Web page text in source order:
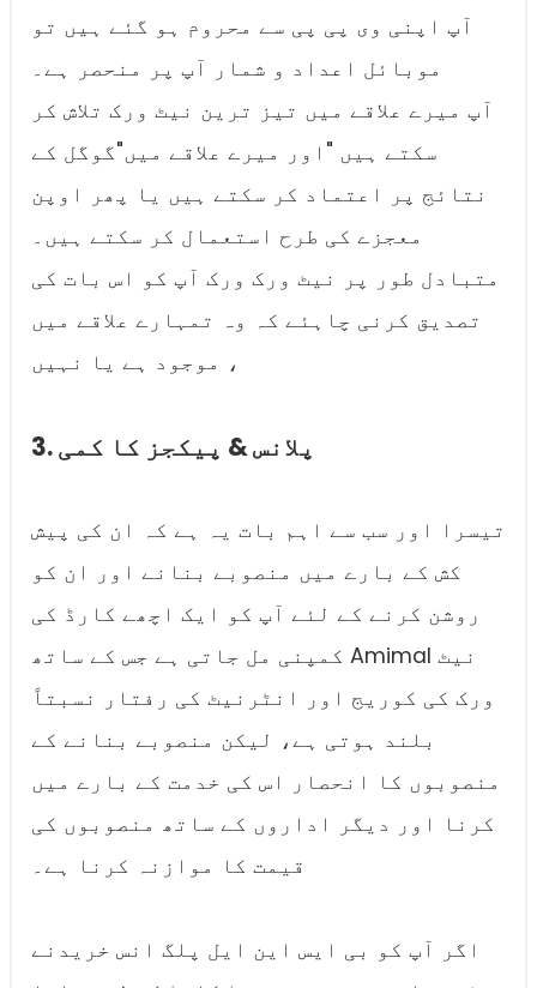
آپ اپنی وی پی پی سے محروم ہو گئے ہیں تو
موبائل اعداد و شمار آپ پر منحصر ہے۔
آپ میرے علاقے میں تیز ترین نیٹ ورک تلاش کر
سکتے ہیں "اور میرے علاقے میں"گوگل کے
نتائج پر اعتماد کر سکتے ہیں یا پھر اوپن
معجزے کی طرح استعمال کر سکتے ہیں۔
متبادل طور پر نیٹ ورک ورک آپ کو اس بات کی
تصدیق کرنی چاہئے کہ وہ تمہارے علاقے میں
موجود ہے یا نہیں ،
3. پلانس & پیکجز کا کمی
تیسرا اور سب سے اہم بات یہ ہے کہ ان کی پیش
کش کے بارے میں منصوبے بنانے اور ان کو
روشن کرنے کے لئے آپ کو ایک اچھے کارڈ کی
کمپنی مل جاتی ہے جس کے ساتھ Amimal نیٹ
ورک کی کوریج اور انٹرنیٹ کی رفتار نسبتاً
بلند ہوتی ہے، لیکن منصوبے بنانے کے
منصوبوں کا انحصار اس کی خدمت کے بارے میں
کرنا اور دیگر اداروں کے ساتھ منصوبوں کی
قیمت کا موازنہ کرنا ہے۔
اگر آپ کو بی ایس این ایل پلگ انس خریدنے